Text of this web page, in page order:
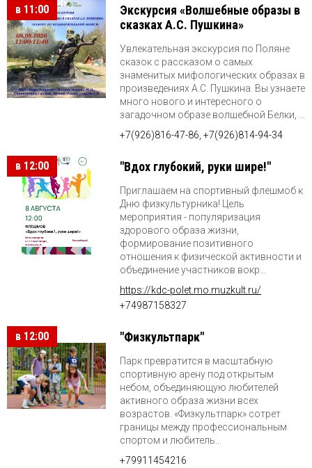
в 11:00
Экскурсия «Волшебные образы в
сказках А.С. Пушкина»
Увлекательная экскурсия по Поляне
сказок с рассказом о самых
знаменитых мифологических образах в
произведениях А.С. Пушкина. Вы узнаете
много нового и интересного о
загадочном образе волшебной Белки, ...
+7(926)816-47-86, +7(926)814-94-34
в 12:00 "Вдох глубокий, руки шире!"
Приглашаем на спортивный флешмоб к
Дню физкультурника! Цель
мероприятия - популяризация
здорового образа жизни,
формирование позитивного
отношения к физической активности и
объединение участников вокр...
https://kdc-polet.mo.muzkult.ru/
+74987158327
в 12:00 "Физкультпарк"
Парк превратится в масштабную
спортивную арену под открытым
небом, объединяющую любителей
активного образа жизни всех
возрастов. «Физкультпарк» сотрет
границы между профессиональным
спортом и любитель...
+79911454216